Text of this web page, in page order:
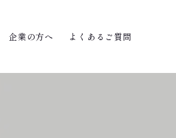
企業の方へ よくあるご質問